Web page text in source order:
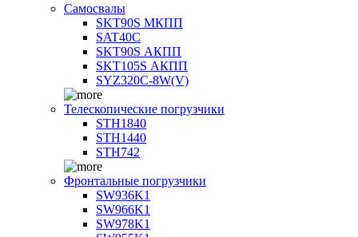
Самосвалы
SKT90S МКПП
SAT40C
SKT90S АКПП
SKT105S АКПП
SYZ320C-8W(V)
Телескопические погрузчики
STH1840
STH1440
STH742
Фронтальные погрузчики
SW936K1
SW966K1
SW978K1